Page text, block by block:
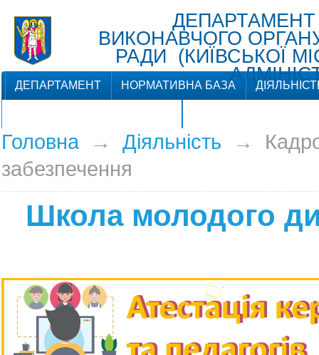
ВИКОНАВЧОГО
РАДИ (КИЇВСЬКОЇ
ДЕПАРТАМЕНТ НОРМАТИВНА БАЗА
Головна→ Діяльність →
забезпечення
Школа молодого